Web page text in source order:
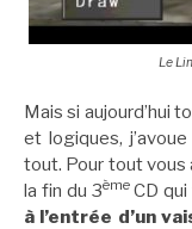
Le
Mais si aujourd’hui
et logiques,
tout. Pour tout vous
la fin du 3èmeCD qui
à l’entrée d’un